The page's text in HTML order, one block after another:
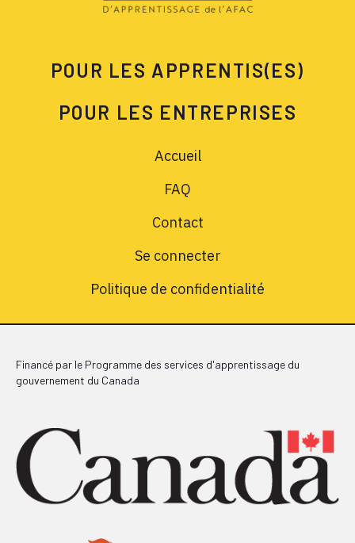
POUR LES APPRENTIS(ES)
POUR LES ENTREPRISES
Accueil
FAQ
Contact
Se connecter
Politique de confidentialité
Financé par le Programme des services d'apprentissage du
gouvernement du Canada